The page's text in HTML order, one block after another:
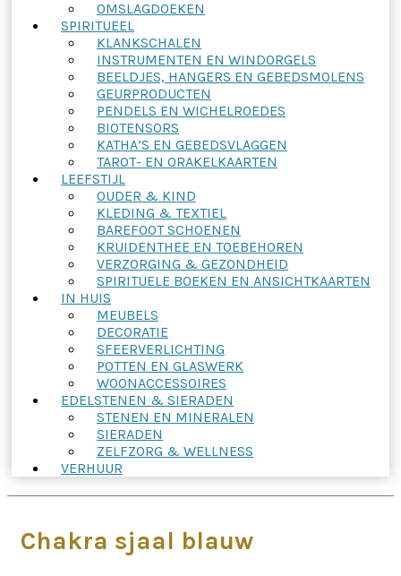
OMSLAGDOEKEN
SPIRITUEEL
KLANKSCHALEN
INSTRUMENTEN EN WINDORGELS
BEELDJES, HANGERS EN GEBEDSMOLENS
GEURPRODUCTEN
PENDELS EN WICHELROEDES
BIOTENSORS
KATHA’S EN GEBEDSVLAGGEN
TAROT- EN ORAKELKAARTEN
LEEFSTIJL
OUDER & KIND
KLEDING & TEXTIEL
BAREFOOT SCHOENEN
KRUIDENTHEE EN TOEBEHOREN
VERZORGING & GEZONDHEID
SPIRITUELE BOEKEN EN ANSICHTKAARTEN
IN HUIS
MEUBELS
DECORATIE
SFEERVERLICHTING
POTTEN EN GLASWERK
WOONACCESSOIRES
EDELSTENEN & SIERADEN
STENEN EN MINERALEN
SIERADEN
ZELFZORG & WELLNESS
VERHUUR
Chakra sjaal blauw